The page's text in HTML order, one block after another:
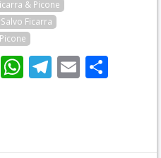
& Picone
Ficarra
Messenger
WhatsApp
Telegram
Email